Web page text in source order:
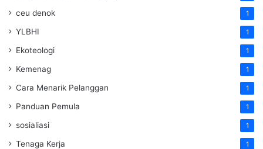
ceu denok 1
YLBHI 1
Ekoteologi 1
Kemenag 1
Cara Menarik Pelanggan 1
Panduan Pemula 1
sosialiasi 1
Tenaga Kerja 1